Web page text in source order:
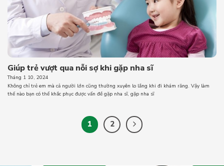
Giúp trẻ vượt qua nỗi sợ khi gặp nha sĩ
Tháng 1 10, 2024
Không chỉ trẻ em mà cả người lớn cũng thường xuyên lo lắng khi đi khám răng. Vậy làm
thế nào bạn có thể khắc phục được vấn đề gặp nha sĩ, gặp nha sĩ
1 2